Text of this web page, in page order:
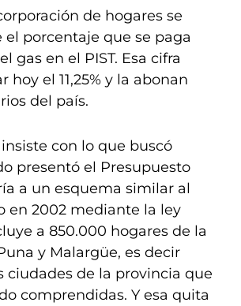
de hogares se
el porcentaje que se paga
gas en el PIST. Esa cifra
hoy el 11,25% y la abonan
del país.
con lo que buscó
presentó el Presupuesto
a un esquema similar al
en 2002 mediante la ley
a 850.000 hogares de la
y Malargüe, es decir
ciudades de la provincia que
comprendidas. Y esa quita